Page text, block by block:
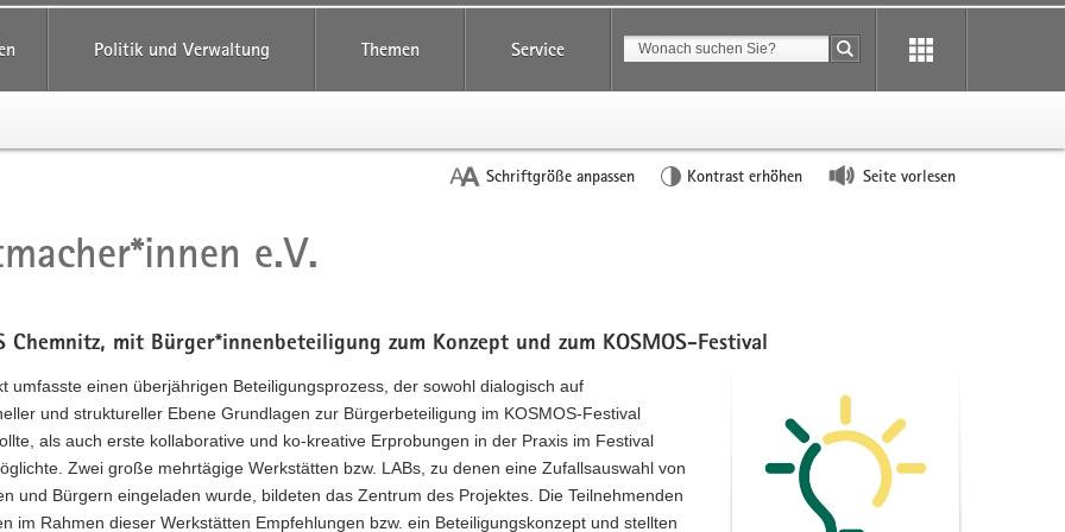
Politik und Verwaltung Themen Service Suchbegriff
Suche starten
Schriftgröße anpassen Kontrast erhöhen Seite vorlesen
e.V.
Chemnitz, mit Bürger*innenbeteiligung zum Konzept und zum KOSMOS-Festival
umfasste einen überjährigen Beteiligungsprozess, der sowohl dialogisch auf
und struktureller Ebene Grundlagen zur Bürgerbeteiligung im KOSMOS-Festival
als auch erste kollaborative und ko-kreative Erprobungen in der Praxis im Festival
Zwei große mehrtägige Werkstätten bzw. LABs, zu denen eine Zufallsauswahl von
und Bürgern eingeladen wurde, bildeten das Zentrum des Projektes. Die Teilnehmenden
im Rahmen dieser Werkstätten Empfehlungen bzw. ein Beteiligungskonzept und stellten